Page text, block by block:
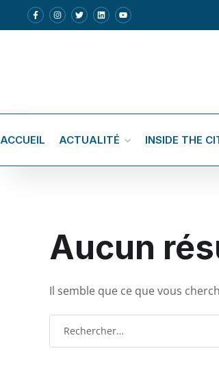
ACCUEIL ACTUALITÉ INSIDE THE
Aucun
Il semble que ce que vous